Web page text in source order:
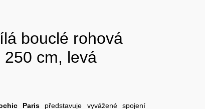
bouclé rohová
cm, levá
Parispředstavuje vyvážené spojení